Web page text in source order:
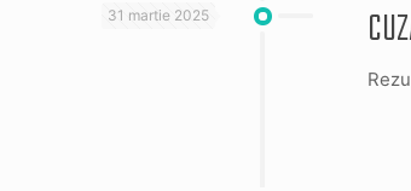
31 martie 2025